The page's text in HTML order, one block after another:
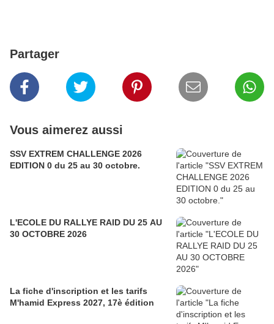
Partager
Vous aimerez aussi
SSV EXTREM CHALLENGE 2026
EDITION 0 du 25 au 30 octobre.
L'ECOLE DU RALLYE RAID DU 25 AU
30 OCTOBRE 2026
La fiche d'inscription et les tarifs
M'hamid Express 2027, 17è édition